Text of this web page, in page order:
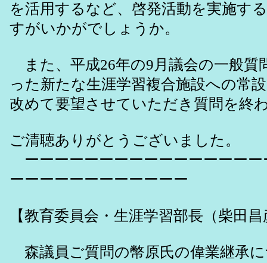
を活用するなど、啓発活動を実施す
すがいかがでしょうか。
また、平成26年の9月議会の一般質
った新たな生涯学習複合施設への常
改めて要望させていただき質問を終
ご清聴ありがとうございました。
ーーーーーーーーーーーーーーーー
ーーーーーーーーーーーー
【教育委員会・生涯学習部長（柴田
森議員ご質問の幣原氏の偉業継承